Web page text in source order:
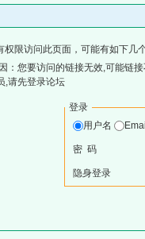
权限访问此页面，可能有如下几
：您要访问的链接无效,可能链
,请先登录论坛
登录
用户名
Email
密 码
隐身登录